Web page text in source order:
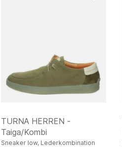
TURNA HERREN -
Taiga/Kombi
Sneaker low, Lederkombination